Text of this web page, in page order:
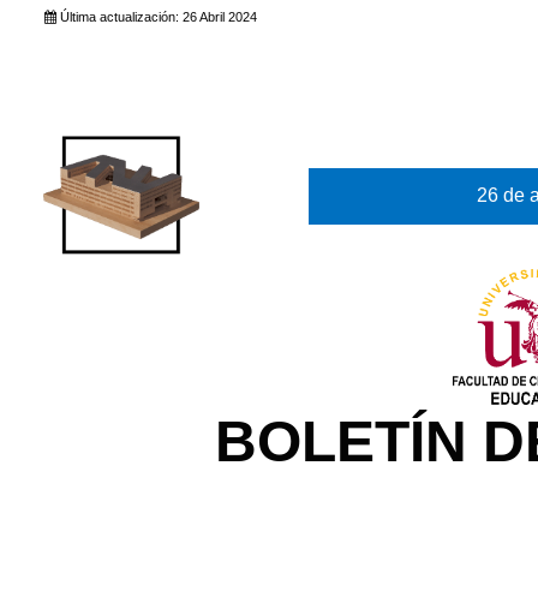
Última actualización: 26 Abril 2024
26 de
BOLETÍN